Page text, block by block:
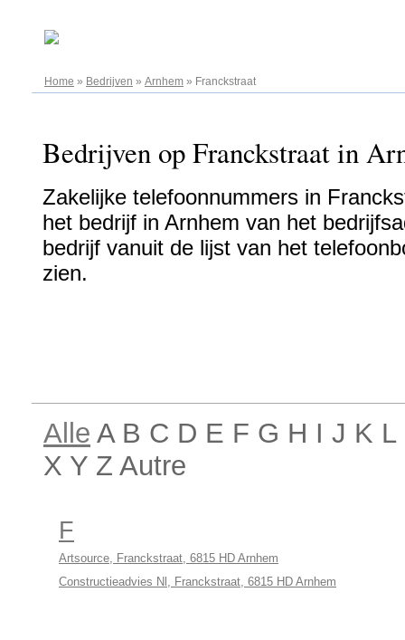
Home » Bedrijven » Arnhem » Franckstraat
Bedrijven op Franckstraat in
Zakelijke telefoonnummers in
het bedrijf in Arnhem van het
bedrijf vanuit de lijst van het
zien.
Alle A B C D E F G H I J K
X Y Z Autre
F
Artsource, Franckstraat, 6815 HD Arnhem
Constructieadvies Nl, Franckstraat, 6815 HD Arnhem